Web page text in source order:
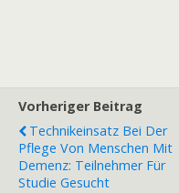
Vorheriger Beitrag
Technikeinsatz Bei Der
Pflege Von Menschen Mit
Demenz: Teilnehmer Für
Studie Gesucht